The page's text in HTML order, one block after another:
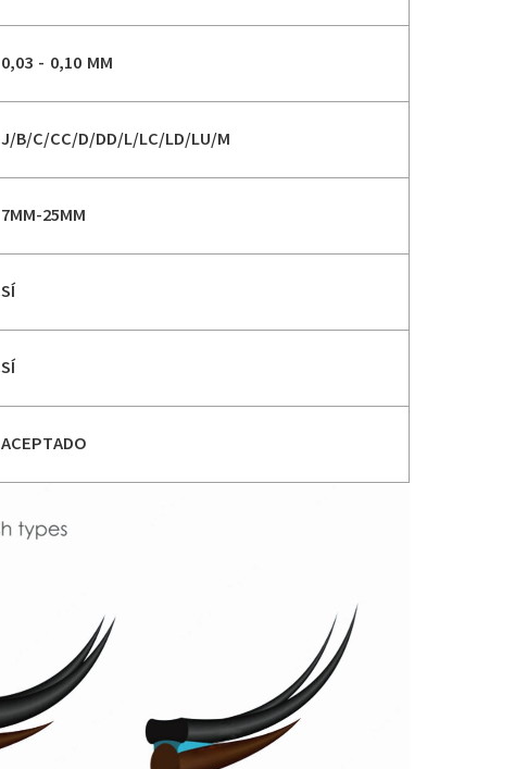
0,03 - 0,10 MM
J/B/C/CC/D/DD/L/LC/LD/LU/M
7MM-25MM
SÍ
SÍ
ACEPTADO